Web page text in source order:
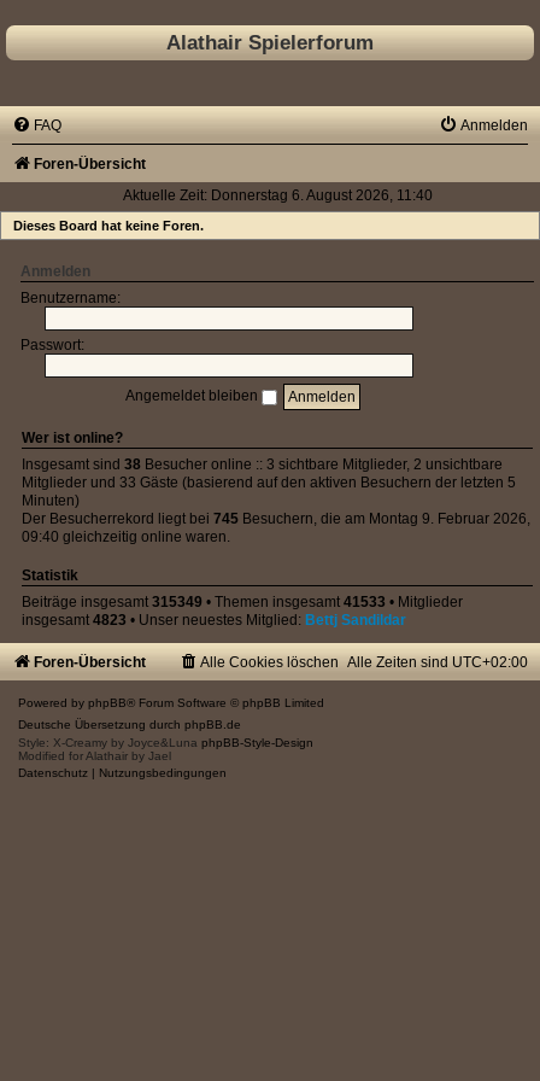
Alathair Spielerforum
FAQ Anmelden
Foren-Übersicht
Aktuelle Zeit: Donnerstag 6. August 2026, 11:40
Dieses Board hat keine Foren.
Anmelden
Benutzername:
Passwort:
Angemeldet bleiben
Wer ist online?
Insgesamt sind 38 Besucher online :: 3 sichtbare Mitglieder, 2 unsichtbare
Mitglieder und 33 Gäste (basierend auf den aktiven Besuchern der letzten 5
Minuten)
Der Besucherrekord liegt bei 745 Besuchern, die am Montag 9. Februar 2026,
09:40 gleichzeitig online waren.
Statistik
Beiträge insgesamt 315349 • Themen insgesamt 41533 • Mitglieder
insgesamt 4823 • Unser neuestes Mitglied: Bettj Sandildar
Foren-Übersicht Alle Zeiten sind UTC+02:00
Alle Cookies löschen
Powered by phpBB® Forum Software © phpBB Limited
Deutsche Übersetzung durch phpBB.de
Style: X-Creamy by Joyce&Luna phpBB-Style-Design
Modified for Alathair by Jael
Datenschutz | Nutzungsbedingungen